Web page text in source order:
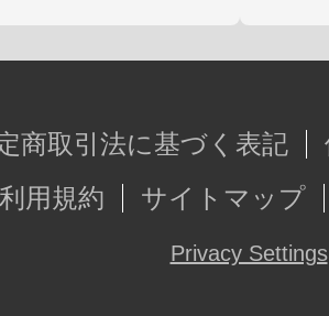
商取引法に基づく表記
利用規約
サイトマップ
Privacy Settings